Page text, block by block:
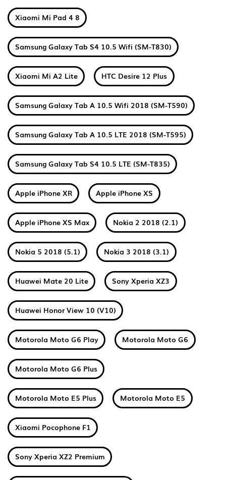
Xiaomi Mi Pad 4 8
Samsung Galaxy Tab S4 10.5 Wifi (SM-T830)
Xiaomi Mi A2 Lite HTC Desire 12 Plus
Samsung Galaxy Tab A 10.5 Wifi 2018 (SM-T590)
Samsung Galaxy Tab A 10.5 LTE 2018 (SM-T595)
Samsung Galaxy Tab S4 10.5 LTE (SM-T835)
Apple iPhone XR Apple iPhone XS
Apple iPhone XS Max Nokia 2 2018 (2.1)
Nokia 5 2018 (5.1) Nokia 3 2018 (3.1)
Huawei Mate 20 Lite Sony Xperia XZ3
Huawei Honor View 10 (V10)
Motorola Moto G6 Play Motorola Moto G6
Motorola Moto G6 Plus
Motorola Moto E5 Plus Motorola Moto E5
Xiaomi Pocophone F1
Sony Xperia XZ2 Premium